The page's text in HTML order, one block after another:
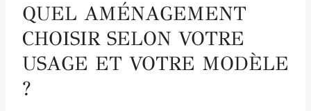
QUEL AMÉNAGEMENT
CHOISIR SELON VOTRE
USAGE ET VOTRE MODÈLE
?